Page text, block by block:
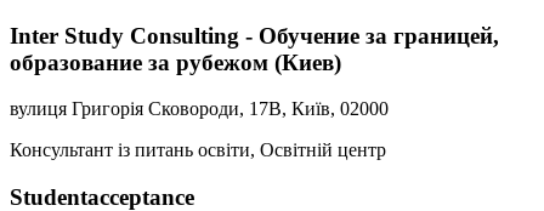
Inter Study Consulting - Обучение за границей,
образование за рубежом (Киев)
вулиця Григорія Сковороди, 17В, Київ, 02000
Консультант із питань освіти, Освітній центр
Studentacceptance